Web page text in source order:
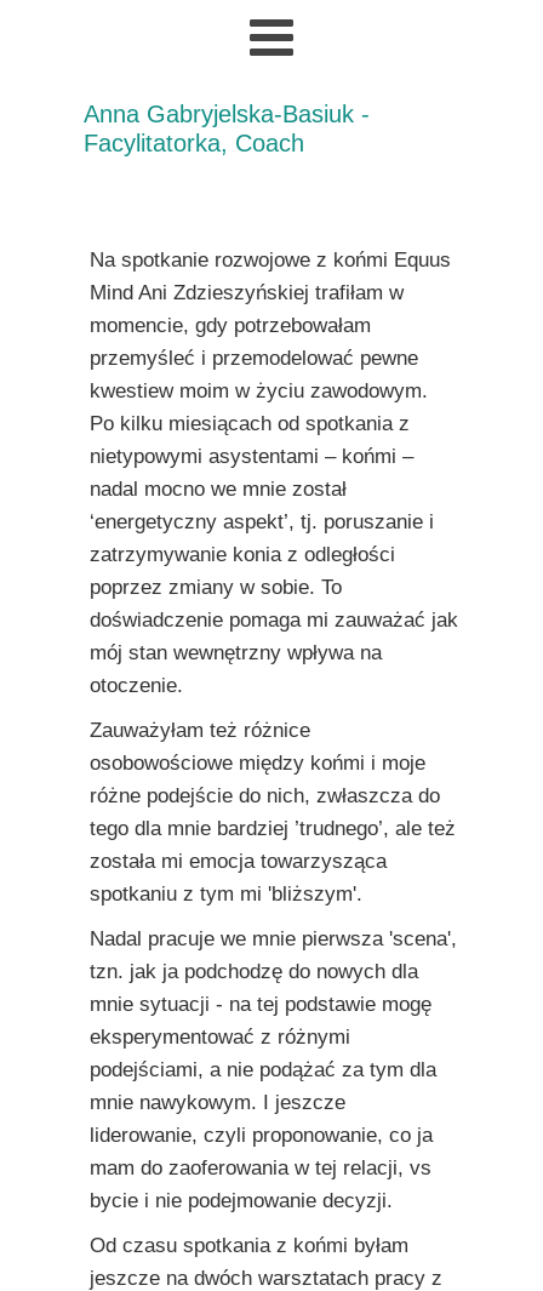
Anna Gabryjelska-Basiuk -
Facylitatorka, Coach
Na spotkanie rozwojowe z końmi Equus
Mind Ani Zdzieszyńskiej trafiłam w
momencie, gdy potrzebowałam
przemyśleć i przemodelować pewne
kwestiew moim w życiu zawodowym.
Po kilku miesiącach od spotkania z
nietypowymi asystentami – końmi –
nadal mocno we mnie został
‘energetyczny aspekt’, tj. poruszanie i
zatrzymywanie konia z odległości
poprzez zmiany w sobie. To
doświadczenie pomaga mi zauważać jak
mój stan wewnętrzny wpływa na
otoczenie.
Zauważyłam też różnice
osobowościowe między końmi i moje
różne podejście do nich, zwłaszcza do
tego dla mnie bardziej ’trudnego’, ale też
została mi emocja towarzysząca
spotkaniu z tym mi 'bliższym'.
Nadal pracuje we mnie pierwsza 'scena',
tzn. jak ja podchodzę do nowych dla
mnie sytuacji - na tej podstawie mogę
eksperymentować z różnymi
podejściami, a nie podążać za tym dla
mnie nawykowym. I jeszcze
liderowanie, czyli proponowanie, co ja
mam do zaoferowania w tej relacji, vs
bycie i nie podejmowanie decyzji.
Od czasu spotkania z końmi byłam
jeszcze na dwóch warsztatach pracy z